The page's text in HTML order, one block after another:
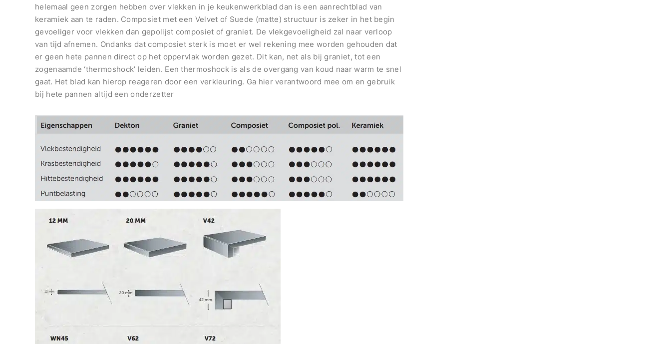
helemaal geen zorgen hebben over vlekken in je keukenwerkblad dan is een aanrechtblad van
keramiek aan te raden. Composiet met een Velvet of Suede (matte) structuur is zeker in het begin
gevoeliger voor vlekken dan gepolijst composiet of graniet. De vlekgevoeligheid zal naar verloop
van tijd afnemen. Ondanks dat composiet sterk is moet er wel rekening mee worden gehouden dat
er geen hete pannen direct op het oppervlak worden gezet. Dit kan, net als bij graniet, tot een
zogenaamde ‘thermoshock’ leiden. Een thermoshock is als de overgang van koud naar warm te snel
gaat. Het blad kan hierop reageren door een verkleuring. Ga hier verantwoord mee om en gebruik
bij hete pannen altijd een onderzetter